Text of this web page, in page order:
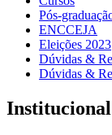
Pós-
ENCCEJA
Eleições 2023
Dúvidas &
Dúvidas &
Institucional